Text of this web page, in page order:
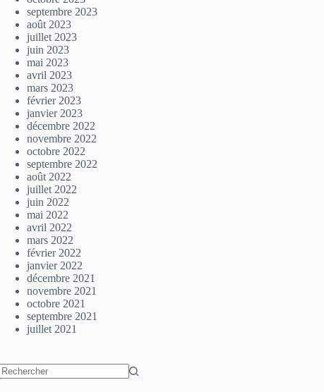
septembre 2023
août 2023
juillet 2023
juin 2023
mai 2023
avril 2023
mars 2023
février 2023
janvier 2023
décembre 2022
novembre 2022
octobre 2022
septembre 2022
août 2022
juillet 2022
juin 2022
mai 2022
avril 2022
mars 2022
février 2022
janvier 2022
décembre 2021
novembre 2021
octobre 2021
septembre 2021
juillet 2021